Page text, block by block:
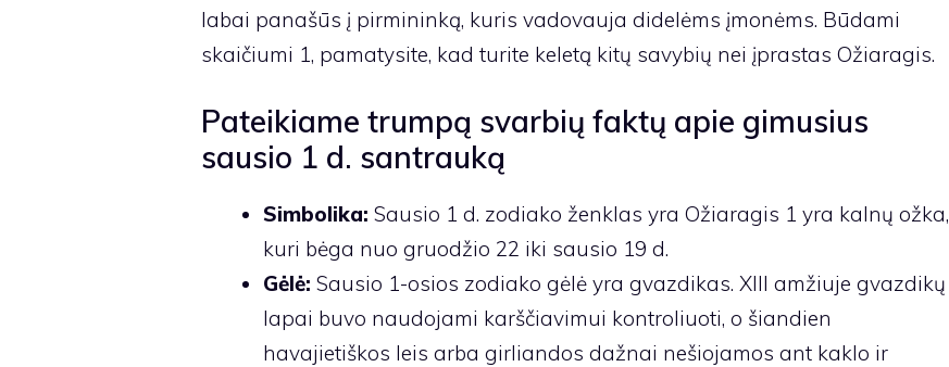
labai panašūs į pirmininką, kuris vadovauja didelėms įmonėms. Būdami
skaičiumi 1, pamatysite, kad turite keletą kitų savybių nei įprastas Ožiaragis.
Pateikiame trumpą svarbių faktų apie gimusius
sausio 1 d. santrauką
Simbolika: Sausio 1 d. zodiako ženklas yra Ožiaragis 1 yra kalnų ožka,
kuri bėga nuo gruodžio 22 iki sausio 19 d.
Gėlė: Sausio 1-osios zodiako gėlė yra gvazdikas. XIII amžiuje gvazdikų
lapai buvo naudojami karščiavimui kontroliuoti, o šiandien
havajietiškos leis arba girliandos dažnai nešiojamos ant kaklo ir